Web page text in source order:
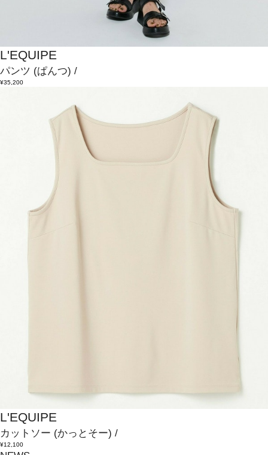
L'EQUIPE
パンツ (ぱんつ) /
¥35,200
L'EQUIPE
カットソー (かっとそー) /
¥12,100